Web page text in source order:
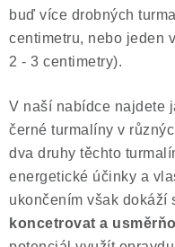
buď více drobných
centimetru, nebo jeden
2 - 3 centimetry).
V naší nabídce najdete
černé turmalíny v
dva druhy těchto
energetické účinky a
ukončením však dokáží
koncetrovat a